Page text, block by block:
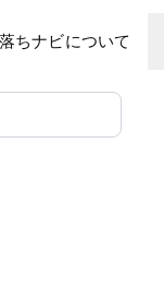
ちナビについて